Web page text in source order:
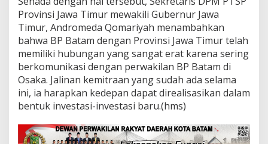
Provinsi Jawa Timur mewakili Gubernur Jawa
Timur, Andromeda Qomariyah menambahkan
bahwa BP Batam dengan Provinsi Jawa Timur telah
memiliki hubungan yang sangat erat karena sering
berkomunikasi dengan perwakilan BP Batam di
Osaka. Jalinan kemitraan yang sudah ada selama
ini, ia harapkan kedepan dapat direalisasikan dalam
bentuk investasi-investasi baru.(hms)